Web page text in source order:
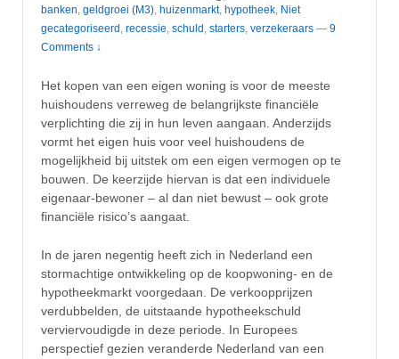
banken geldgroei (M3) huizenmarkt, hypotheek Niet
gecategoriseerd recessie schuld starters verzekeraars — 9
Comments ↓
Het kopen van een eigen woning is voor de meeste
huishoudens verreweg de belangrijkste financiële
verplichting die zij in hun leven aangaan. Anderzijds
vormt het eigen huis voor veel huishoudens de
mogelijkheid bij uitstek om een eigen vermogen op te
bouwen. De keerzijde hiervan is dat een individuele
eigenaar-bewoner – al dan niet bewust – ook grote
financiële risico’s aangaat.
In de jaren negentig heeft zich in Nederland een
stormachtige ontwikkeling op de koopwoning- en de
hypotheekmarkt voorgedaan. De verkoopprijzen
verdubbelden, de uitstaande hypotheekschuld
verviervoudigde in deze periode. In Europees
perspectief gezien veranderde Nederland van een